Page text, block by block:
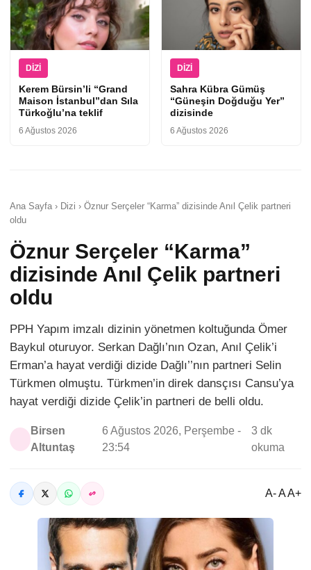
DIZI
Kerem Bürsin’li “Grand
Maison İstanbul”dan Sıla
Türkoğlu’na teklif
6 Ağustos 2026
DIZI
Sahra Kübra Gümüş
“Güneşin Doğduğu Yer”
dizisinde
6 Ağustos 2026
Ana Sayfa › Dizi › Öznur Serçeler “Karma” dizisinde Anıl Çelik partneri
oldu
Öznur Serçeler “Karma”
dizisinde Anıl Çelik partneri
oldu
PPH Yapım imzalı dizinin yönetmen koltuğunda Ömer
Baykul oturuyor. Serkan Dağlı’nın Ozan, Anıl Çelik’i
Erman’a hayat verdiği dizide Dağlı’’nın partneri Selin
Türkmen olmuştu. Türkmen’in direk dansçısı Cansu’ya
hayat verdiği dizide Çelik’in partneri de belli oldu.
Birsen
Altuntaş
6 Ağustos 2026, Perşembe -
23:54
3 dk
okuma
A- A A+